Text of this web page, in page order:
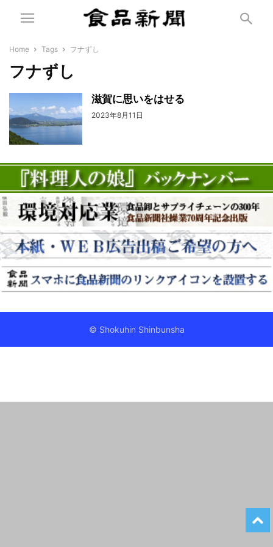
Home Tags フナずし
フナずし
滋賀に思いをはせる
2023年8月11日
© Shokuhin Shinbunsha